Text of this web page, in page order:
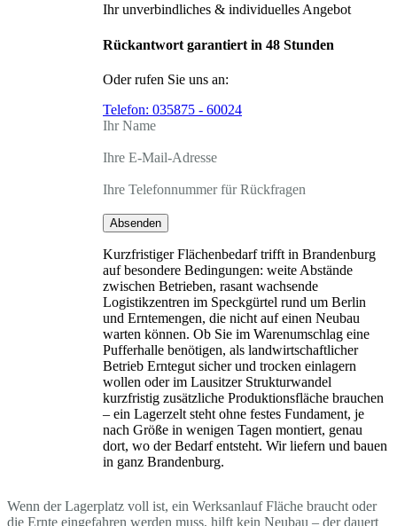
Ihr unverbindliches & individuelles Angebot
Rückantwort garantiert in 48 Stunden
Oder rufen Sie uns an:
Telefon: 035875 - 60024
Ihr Name
Ihre E-Mail-Adresse
Ihre Telefonnummer für Rückfragen
Absenden
Kurzfristiger Flächenbedarf trifft in Brandenburg
auf besondere Bedingungen: weite Abstände
zwischen Betrieben, rasant wachsende
Logistikzentren im Speckgürtel rund um Berlin
und Erntemengen, die nicht auf einen Neubau
warten können. Ob Sie im Warenumschlag eine
Pufferhalle benötigen, als landwirtschaftlicher
Betrieb Erntegut sicher und trocken einlagern
wollen oder im Lausitzer Strukturwandel
kurzfristig zusätzliche Produktionsfläche brauchen
– ein Lagerzelt steht ohne festes Fundament, je
nach Größe in wenigen Tagen montiert, genau
dort, wo der Bedarf entsteht. Wir liefern und bauen
in ganz Brandenburg.
Wenn der Lagerplatz voll ist, ein Werksanlauf Fläche braucht oder
die Ernte eingefahren werden muss, hilft kein Neubau – der dauert